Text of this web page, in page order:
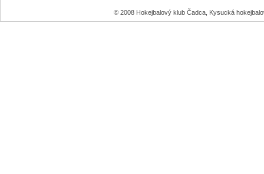
© 2008 Hokejbalový klub Čadca, Kysucká